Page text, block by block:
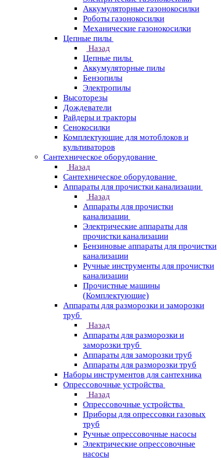
Аккумуляторные газонокосилки
Роботы газонокосилки
Механические газонокосилки
Цепные пилы
Назад
Цепные пилы
Аккумуляторные пилы
Бензопилы
Электропилы
Высоторезы
Дождеватели
Райдеры и тракторы
Сенокосилки
Комплектующие для мотоблоков и
культиваторов
Сантехническое оборудование
Назад
Сантехническое оборудование
Аппараты для прочистки канализации
Назад
Аппараты для прочистки
канализации
Электрические аппараты для
прочистки канализации
Бензиновые аппараты для прочистки
канализации
Ручные инструменты для прочистки
канализации
Прочистные машины
(Комплектующие)
Аппараты для разморозки и заморозки
труб
Назад
Аппараты для разморозки и
заморозки труб
Аппараты для заморозки труб
Аппараты для разморозки труб
Наборы инструментов для сантехника
Опрессовочные устройства
Назад
Опрессовочные устройства
Приборы для опрессовки газовых
труб
Ручные опрессовочные насосы
Электрические опрессовочные
насосы